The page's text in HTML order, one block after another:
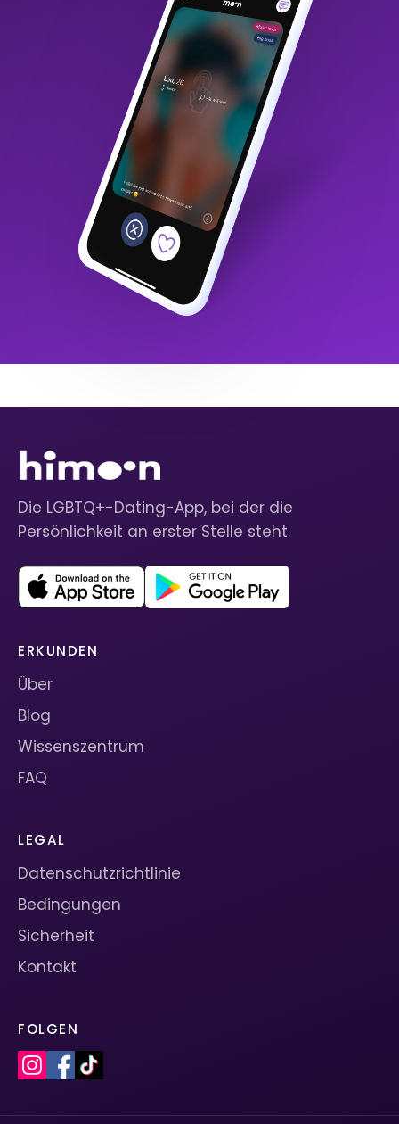
Die LGBTQ+-Dating-App, bei der die
Persönlichkeit an erster Stelle steht.
ERKUNDEN
Über
Blog
Wissenszentrum
FAQ
LEGAL
Datenschutzrichtlinie
Bedingungen
Sicherheit
Kontakt
FOLGEN